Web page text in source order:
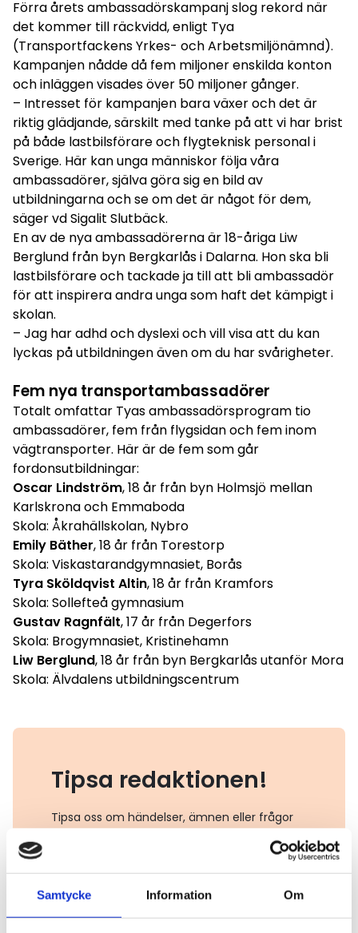
Samtycke Information Om
Förra årets ambassadörskampanj slog rekord när
det kommer till räckvidd, enligt Tya
(Transportfackens Yrkes- och Arbetsmiljönämnd).
Kampanjen nådde då fem miljoner enskilda konton
och inläggen visades över 50 miljoner gånger.
– Intresset för kampanjen bara växer och det är
riktig glädjande, särskilt med tanke på att vi har brist
på både lastbilsförare och flygteknisk personal i
Sverige. Här kan unga människor följa våra
ambassadörer, själva göra sig en bild av
utbildningarna och se om det är något för dem,
säger vd Sigalit Slutbäck.
En av de nya ambassadörerna är 18-åriga Liw
Berglund från byn Bergkarlås i Dalarna. Hon ska bli
lastbilsförare och tackade ja till att bli ambassadör
för att inspirera andra unga som haft det kämpigt i
skolan.
– Jag har adhd och dyslexi och vill visa att du kan
lyckas på utbildningen även om du har svårigheter.
Fem nya transportambassadörer
Totalt omfattar Tyas ambassadörsprogram tio
ambassadörer, fem från flygsidan och fem inom
vägtransporter. Här är de fem som går
fordonsutbildningar:
Oscar Lindström, 18 år från byn Holmsjö mellan
Karlskrona och Emmaboda
Skola: Åkrahällskolan, Nybro
Emily Bäther, 18 år från Torestorp
Skola: Viskastarandgymnasiet, Borås
Tyra Sköldqvist Altin, 18 år från Kramfors
Skola: Sollefteå gymnasium
Gustav Ragnfält, 17 år från Degerfors
Skola: Brogymnasiet, Kristinehamn
Liw Berglund, 18 år från byn Bergkarlås utanför Mora
Skola: Älvdalens utbildningscentrum
Tipsa redaktionen!
Tipsa oss om händelser, ämnen eller frågor
Mejla oss